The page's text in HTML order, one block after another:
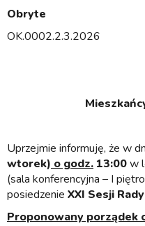
Obryte
OK.0002.2.3.2026
Uprzejmie informuję, że w
wtorek) o godz. 13:00w
(sala konferencyjna – I
posiedzenie XXI Sesji
Proponowany porządek